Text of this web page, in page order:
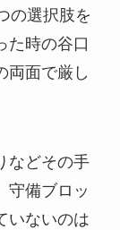
の選択肢を
た時の谷口
両面で厳し
などその手
守備ブロッ
いないのは